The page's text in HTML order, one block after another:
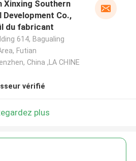
Xinxing Southern
Co.,
du fabricant
614, Bagualing
Futian
China ,LA CHINE
vérifié
plus